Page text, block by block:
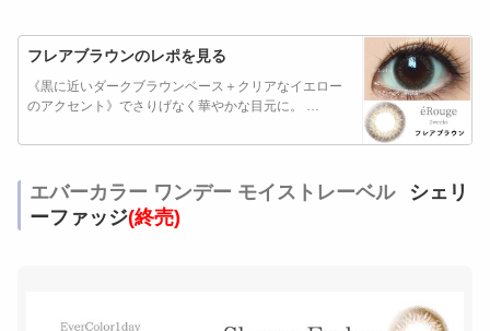
フレアブラウンのレポを見る
《黒に近いダークブラウンベース＋クリアなイエロー
のアクセント》でさりげなく華やかな目元に。 …
エバーカラー ワンデー モイストレーベル
シェリ
ーファッジ(終売)